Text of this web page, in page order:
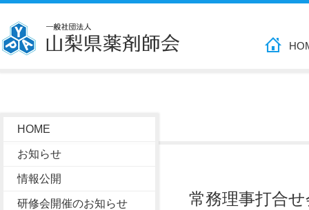
HOME
お知らせ
情報公開
研修会開催のお知らせ 常務理事打合